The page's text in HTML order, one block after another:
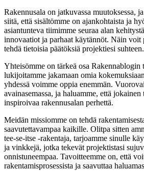
Rakennusala on jatkuvassa muutoksessa,
siitä, että sisältömme on ajankohtaista ja
asiantunteva tiimimme seuraa alan
innovaatiot ja parhaat käytännöt. Näin voit
tehdä tietoisia päätöksiä projektiesi suhteen.
Yhteisömme on tärkeä osa Rakennablogin
lukijoitamme jakamaan omia
yhdessä voimme oppia enemmän.
avainasemassa, ja haluamme, että jokainen
inspiroivaa rakennusalan perhettä.
Meidän missiomme on tehdä
saavutettavampaa kaikille. Olitpa sitten
tee-se-itse -rakentaja, tarjoamme sinulle
ja vinkkejä, jotka tekevät projektistasi
onnistuneempaa. Tavoitteemme on, että
rakentamisprosessista ja saavuttaa